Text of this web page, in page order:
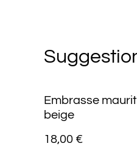
Embrasse
beige
18,00 €